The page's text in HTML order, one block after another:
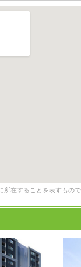
在することを表すもの